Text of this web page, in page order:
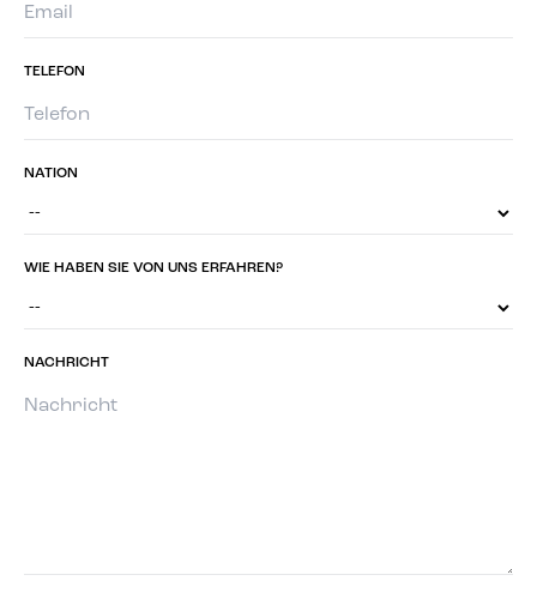
TELEFON
NATION
WIE HABEN SIE VON UNS ERFAHREN?
NACHRICHT